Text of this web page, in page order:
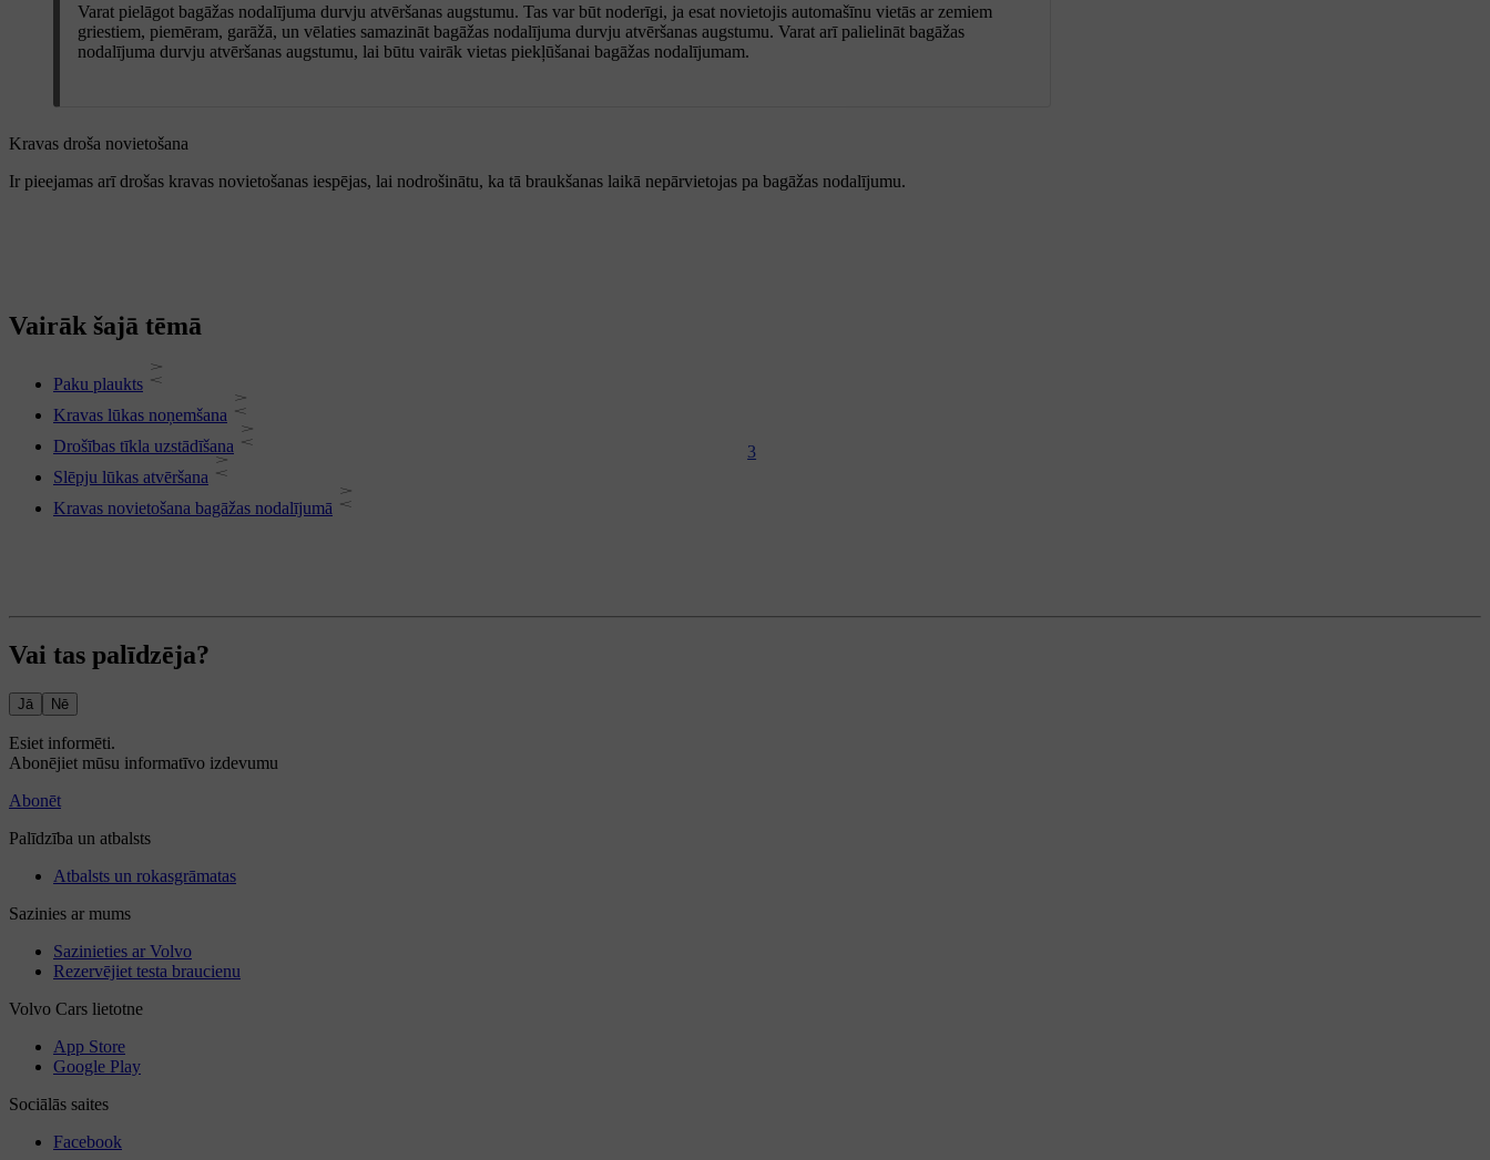
3
Varat pielāgot bagāžas nodalījuma durvju atvēršanas augstumu. Tas var būt noderīgi, ja esat novietojis automašīnu vietās ar zemiem
griestiem, piemēram, garāžā, un vēlaties samazināt bagāžas nodalījuma durvju atvēršanas augstumu. Varat arī palielināt bagāžas
nodalījuma durvju atvēršanas augstumu, lai būtu vairāk vietas piekļūšanai bagāžas nodalījumam.
Kravas droša novietošana
Ir pieejamas arī drošas kravas novietošanas iespējas, lai nodrošinātu, ka tā braukšanas laikā nepārvietojas pa bagāžas nodalījumu.
Vairāk šajā tēmā
Paku plaukts
Kravas lūkas noņemšana
Drošības tīkla uzstādīšana
Slēpju lūkas atvēršana
Kravas novietošana bagāžas nodalījumā
Vai tas palīdzēja?
Jā Nē